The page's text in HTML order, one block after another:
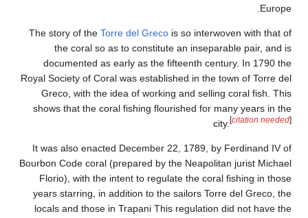
Europe.
The story of the Torre del Greco is so interwoven with that of
the coral so as to constitute an inseparable pair, and is
documented as early as the fifteenth century. In 1790 the
Royal Society of Coral was established in the town of Torre del
Greco, with the idea of working and selling coral fish. This
shows that the coral fishing flourished for many years in the
city. [citation needed]
It was also enacted December 22, 1789, by Ferdinand IV of
Bourbon Code coral (prepared by the Neapolitan jurist Michael
Florio), with the intent to regulate the coral fishing in those
years starring, in addition to the sailors Torre del Greco, the
locals and those in Trapani This regulation did not have the